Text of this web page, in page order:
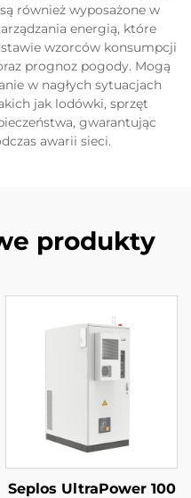
również wyposażone w
energią, które
wzorców konsumpcji
prognoz pogody. Mogą
w nagłych sytuacjach
jak lodówki, sprzęt
gwarantując
awarii sieci.
produkty
Seplos UltraPower 100